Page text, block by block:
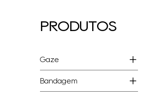
PRODUTOS
Gaze
Bandagem